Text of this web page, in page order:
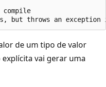
de um tipo de valor
explícita vai gerar uma